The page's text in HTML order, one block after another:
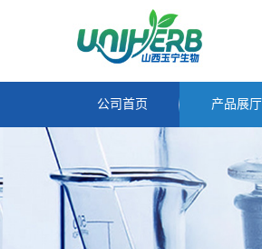
公司首页 产品展厅